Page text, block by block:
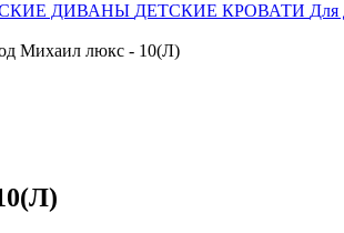
ДИВАНЫ ДЕТСКИЕ КРОВАТИ Для
Михаил люкс - 10(Л)